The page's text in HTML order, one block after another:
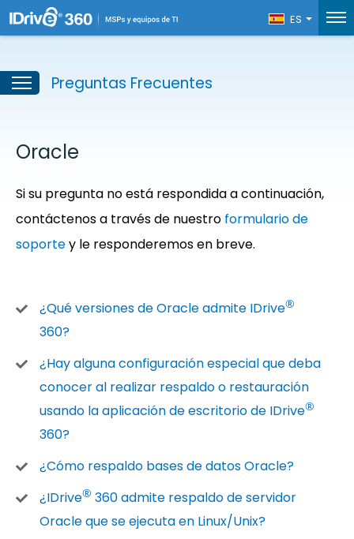
ES
Preguntas Frecuentes
Oracle
Si su pregunta no está respondida a continuación,
contáctenos a través de nuestro formulario de
soportey le responderemos en breve.
¿Qué versiones de Oracle admite IDrive®
360?
¿Hay alguna configuración especial que deba
conocer al realizar respaldo o restauración
usando la aplicación de escritorio de IDrive®
360?
¿Cómo respaldo bases de datos Oracle?
¿IDrive® 360 admite respaldo de servidor
Oracle que se ejecuta en Linux/Unix?